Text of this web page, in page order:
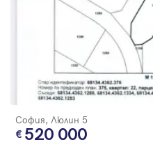
София, Люлин 5
520 000